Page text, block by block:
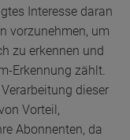
Interesse daran
vorzunehmen, um
zu erkennen und
Erkennung zählt.
dieser
Vorteil,
Abonnenten, da